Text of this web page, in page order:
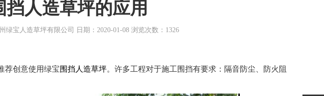
挡人造草坪的应用
绿宝人造草坪有限公司 日期：2020-01-08 浏览次数：1326
荐创意使用绿宝围挡人造草坪。许多工程对于施工围挡有要求：隔音防尘、防火阻